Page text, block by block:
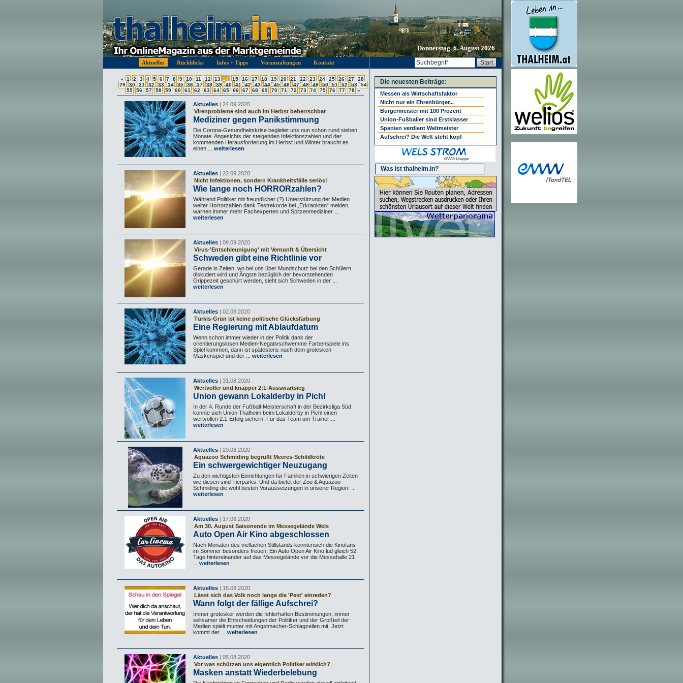
Donnerstag, 6. August 2026
Aktuelles Rückblicke Infos + Tipps Veranstaltungen Kontakt
« 1 2 3 4 5 6 7 8 9 10 11 12 13 14 15 16 17 18 19 20 21 22 23 24 25 26 27
28
29
30 31 32 33 34 35 36 37 38 39 40 41 42 43 44 45 46 47 48 49 50 51 52 53
54
55
56 57 58 59 60 61 62 63 64 65 66 67 68 69 70 71 72 73 74 75 76 77 78»
Aktuelles | 24.09.2020
Virenprobleme sind auch im Herbst beherrschbar
Mediziner gegen Panikstimmung
Die Corona-Gesundheitskrise begleitet uns nun schon rund sieben
Monate. Angesichts der steigenden Infektionszahlen und der
kommenden Herausforderung im Herbst und Winter braucht es
einen ...
weiterlesen
Aktuelles | 22.09.2020
Nicht Infektionen, sondern Krankheitsfälle seriös!
Wie lange noch HORRORzahlen?
Während Politiker mit freundlicher (?) Unterstützung der Medien
weiter Horrorzahlen dank Testrekorde bei „Erkrankten“ melden,
warnen immer mehr Fachexperten und Spitzenmediziner ...
weiterlesen
Aktuelles | 09.09.2020
Virus-'Entschleunigung' mit Vernunft & Übersicht
Schweden gibt eine Richtlinie vor
Gerade in Zeiten, wo bei uns über Mundschutz bei den Schülern
diskutiert wird und Ängste bezüglich der bevorstehenden
Grippezeit geschürt werden, sieht sich Schweden in der ...
weiterlesen
Aktuelles | 02.09.2020
Türkis-Grün ist keine politische Glücksfärbung
Eine Regierung mit Ablaufdatum
Wenn schon immer wieder in der Politik dank der
orientierungslosen Medien-Negativschwemme Farbenspiele ins
Spiel kommen, dann ist spätestens nach dem grotesken
Maskenspiel und der ...
weiterlesen
Aktuelles | 31.08.2020
Wertvoller und knapper 2:1-Ausswärtsieg
Union gewann Lokalderby in Pichl
In der 4. Runde der Fußball-Meisterschaft in der Bezirksliga Süd
konnte sich Union Thalheim beim Lokalderby in Pichl einen
wertvollen 2:1-Erfolg sichern. Für das Team um Trainer ...
weiterlesen
Aktuelles | 20.08.2020
Aquazoo Schmiding begrüßt Meeres-Schildkröte
Ein schwergewichtiger Neuzugang
Zu den wichtigsten Einrichtungen für Familien in schwierigen Zeiten
wie diesen sind Tierparks. Und da bietet der Zoo & Aquazoo
Schmiding die wohl besten Voraussetzungen in unserer Region. ...
weiterlesen
Aktuelles | 17.08.2020
Am 30. August Saisonende im Messegelände Wels
Auto Open Air Kino abgeschlossen
Nach Monaten des vielfachen Stillstands konntensich die Kinofans
im Sommer besonders freuen: Ein Auto Open Air Kino lud gleich 52
Tage hintereinander auf das Messegelände vor die Messehalle 21
weiterlesen
Aktuelles | 15.08.2020
Lässt sich das Volk noch lange die 'Pest' einreden?
Wann folgt der fällige Aufschrei?
Immer grotesker werden die fehlerhaften Bestimmungen, immer
seltsamer die Entscheidungen der Politiker und der Großteil der
Medien spielt munter mit Angstmacher-Schlagzeilen mit. Jetzt
kommt der ...
weiterlesen
Aktuelles | 05.08.2020
Vor was schützen uns eigentlich Politiker wirklich?
Masken anstatt Wiederbelebung
Die neuesten Beiträge:
Messen als Wirtschaftsfaktor
Nicht nur ein Ehrenbürger...
Bürgermeister mit 100 Prozent
Union-Fußballer sind Erstklasser
Spanien verdient Weltmeister
Aufschrei? Die Welt steht kopf
Was ist thalheim.in?